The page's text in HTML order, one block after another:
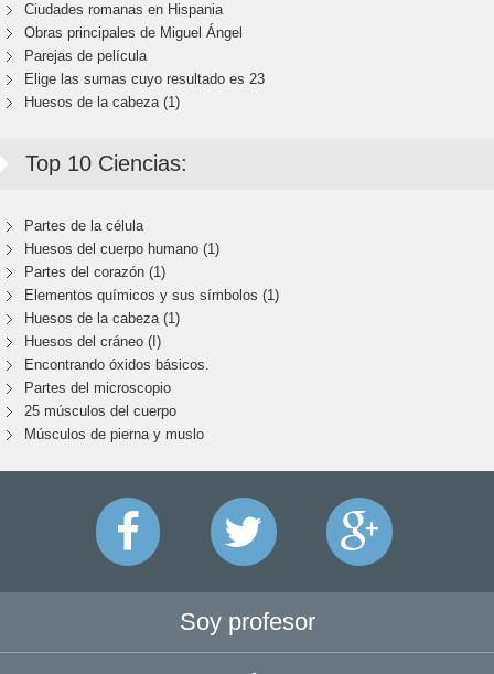
Ciudades romanas en Hispania
Obras principales de Miguel Ángel
Parejas de película
Elige las sumas cuyo resultado es 23
Huesos de la cabeza (1)
Top 10 Ciencias:
Partes de la célula
Huesos del cuerpo humano (1)
Partes del corazón (1)
Elementos químicos y sus símbolos (1)
Huesos de la cabeza (1)
Huesos del cráneo (I)
Encontrando óxidos básicos.
Partes del microscopio
25 músculos del cuerpo
Músculos de pierna y muslo
Soy profesor